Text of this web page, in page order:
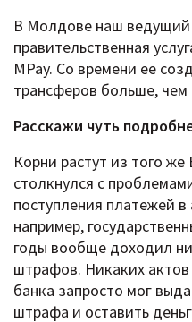
В Молдове наш ведущий
правительственная
MPay. Со времени ее
трансферов больше,
Расскажи чуть
Корни растут из того
столкнулся с
поступления платежей
например,
годы вообще доходил
штрафов. Никаких
банка запросто мог
штрафа и оставить